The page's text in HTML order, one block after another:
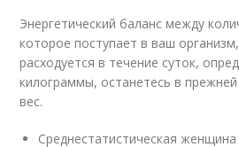
Энергетический баланс между
которое поступает в ваш
расходуется в течение суток,
килограммы, останетесь в
вес.
Среднестатистическая